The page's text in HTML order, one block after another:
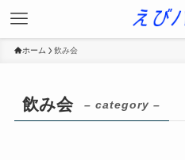
ホーム 飲み会
飲み会 – category –